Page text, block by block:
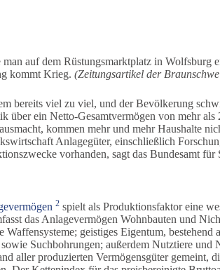
auf dem Rüstungsmarktplatz in Wolfsburg
kommt Krieg. (Zeitungsartikel der
bereits viel zu viel, und der Bevölkerung
über ein Netto-Gesamtvermögen von mehr
kommen mehr und mehr Haushalte
Anlagegüter, einschließlich
vorhanden, sagt das Bundesamt für
2 spielt als Produktions­faktor eine
das Anlagevermögen Wohnbauten und
geistiges Eigentum,
Suchbohrungen; außerdem Nutztiere
aller produzierten Vermögensgüter gemeint,